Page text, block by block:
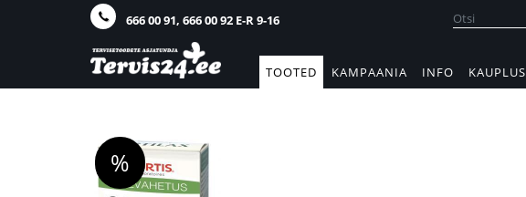
666 00 91, 666 00 92 E-R 9-16
TOOTED KAMPAANIA INFO KAUPLUS
%